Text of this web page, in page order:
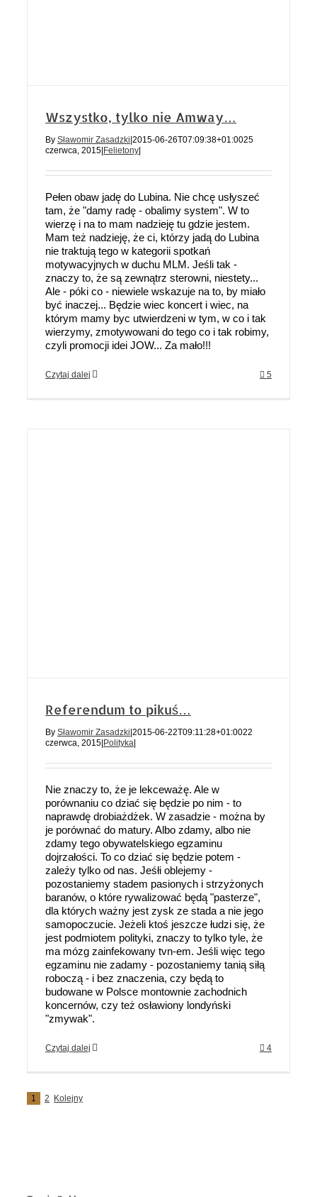
Wszystko, tylko nie Amway…
By Sławomir Zasadzki 2015-06-26T07:09:38+01:0025
czerwca, 2015 Felietony
Pełen obaw jadę do Lubina. Nie chcę usłyszeć
tam, że "damy radę - obalimy system". W to
wierzę i na to mam nadzieję tu gdzie jestem.
Mam też nadzieję, że ci, którzy jadą do Lubina
nie traktują tego w kategorii spotkań
motywacyjnych w duchu MLM. Jeśli tak -
znaczy to, że są zewnątrz sterowni, niestety...
Ale - póki co - niewiele wskazuje na to, by miało
być inaczej... Będzie wiec koncert i wiec, na
którym mamy byc utwierdzeni w tym, w co i tak
wierzymy, zmotywowani do tego co i tak robimy,
czyli promocji idei JOW... Za mało!!!
Czytaj dalej 5
Referendum to pikuś…
By Sławomir Zasadzki 2015-06-22T09:11:28+01:0022
czerwca, 2015 Polityka
Nie znaczy to, że je lekceważę. Ale w
porównaniu co dziać się będzie po nim - to
naprawdę drobiażdżek. W zasadzie - można by
je porównać do matury. Albo zdamy, albo nie
zdamy tego obywatelskiego egzaminu
dojrzałości. To co dziać się będzie potem -
zależy tylko od nas. Jeśłi oblejemy -
pozostaniemy stadem pasionych i strzyżonych
baranów, o które rywalizować będą "pasterze",
dla których ważny jest zysk ze stada a nie jego
samopoczucie. Jeżeli ktoś jeszcze łudzi się, że
jest podmiotem polityki, znaczy to tylko tyle, że
ma mózg zainfekowany tvn-em. Jeśli więc tego
egzaminu nie zadamy - pozostaniemy tanią siłą
roboczą - i bez znaczenia, czy będą to
budowane w Polsce montownie zachodnich
koncernów, czy też osławiony londyński
"zmywak".
Czytaj dalej 4
1 2 Kolejny